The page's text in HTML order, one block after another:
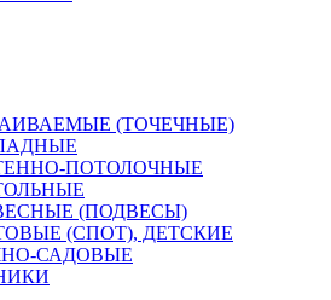
(ТОЧЕЧНЫЕ)
ПОТОЛОЧНЫЕ
(ПОДВЕСЫ)
(СПОТ), ДЕТСКИЕ
САДОВЫЕ